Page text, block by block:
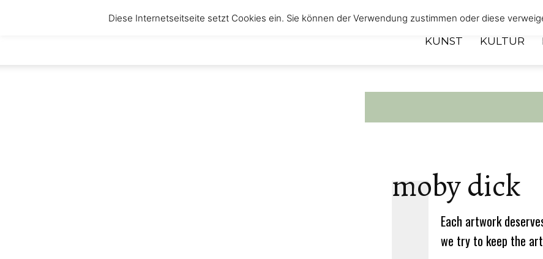
KUNST KULTUR
moby dick
Each artwork
we try to keep the
Diese Internetseitseite setzt Cookies ein. Sie können der Verwendung zustimmen oder diese